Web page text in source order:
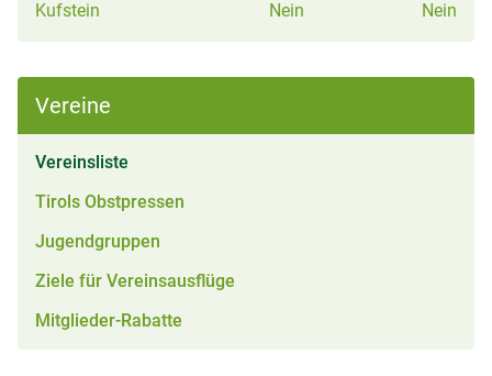
Vereine
Vereinsliste
Tirols Obstpressen
Jugendgruppen
Ziele für Vereinsausflüge
Mitglieder-Rabatte
Kufstein
Nein
Nein